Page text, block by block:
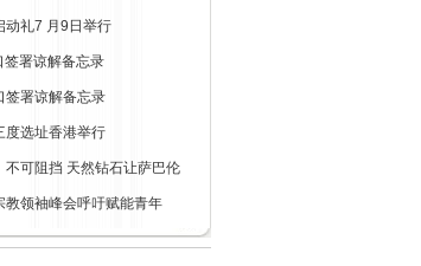
动礼7 月9日举行
署谅解备忘录
签署谅解备忘录
度选址香港举行
不可阻挡 天然钻石让萨巴伦
教领袖峰会呼吁赋能青年